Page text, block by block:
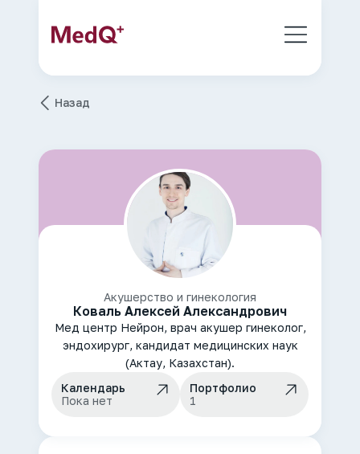
Назад
Акушерство и гинекология
Коваль Алексей Александрович
Мед центр Нейрон, врач акушер гинеколог,
эндохирург, кандидат медицинских наук
(Актау, Казахстан).
Календарь
Пока нет
Портфолио
1